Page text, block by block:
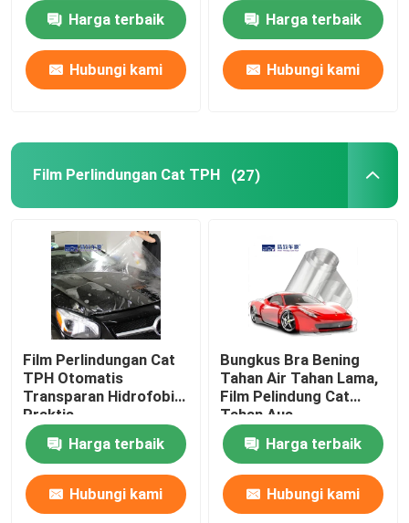
Pelindung kaca mobil
Produk Perawatan Mobil
Harga terbaik
Hubungi kami
Harga terbaik
Hubungi kami
Film Perlindungan Cat TPH (27)
Film Perlindungan Cat
TPH Otomatis
Transparan Hidrofobik
Praktis
Harga terbaik
Hubungi kami
Bungkus Bra Bening
Tahan Air Tahan Lama,
Film Pelindung Cat
Tahan Aus
Harga terbaik
Hubungi kami